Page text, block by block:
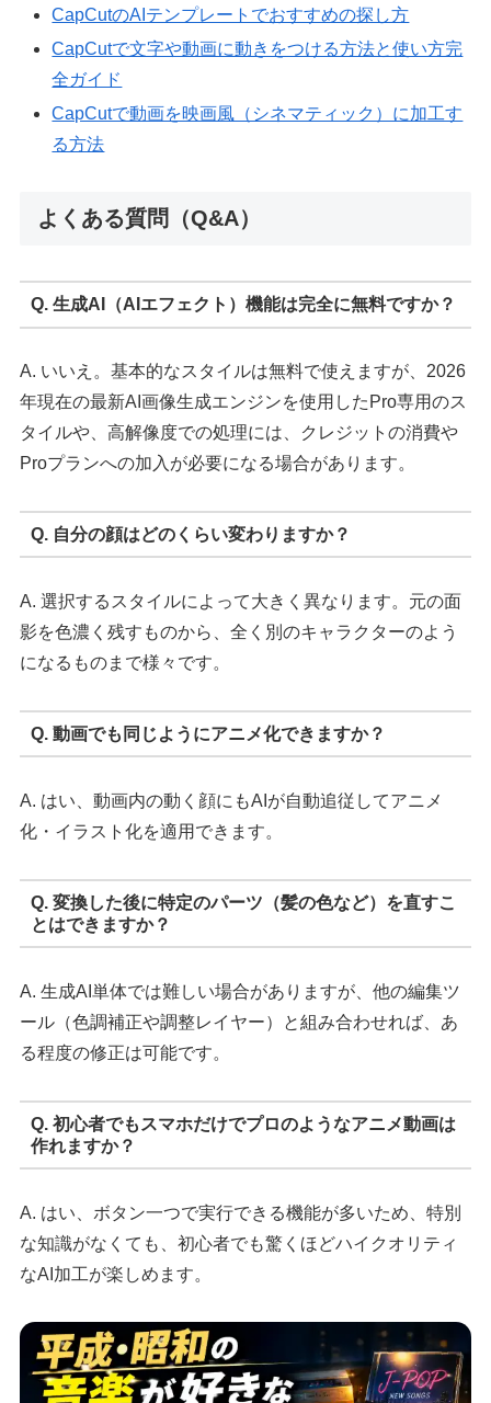
CapCutのAIテンプレートでおすすめの探し方
CapCutで文字や動画に動きをつける方法と使い方完
全ガイド
CapCutで動画を映画風（シネマティック）に加工す
る方法
よくある質問（Q&A）
Q. 生成AI（AIエフェクト）機能は完全に無料ですか？
A. いいえ。基本的なスタイルは無料で使えますが、2026
年現在の最新AI画像生成エンジンを使用したPro専用のス
タイルや、高解像度での処理には、クレジットの消費や
Proプランへの加入が必要になる場合があります。
Q. 自分の顔はどのくらい変わりますか？
A. 選択するスタイルによって大きく異なります。元の面
影を色濃く残すものから、全く別のキャラクターのよう
になるものまで様々です。
Q. 動画でも同じようにアニメ化できますか？
A. はい、動画内の動く顔にもAIが自動追従してアニメ
化・イラスト化を適用できます。
Q. 変換した後に特定のパーツ（髪の色など）を直すこ
とはできますか？
A. 生成AI単体では難しい場合がありますが、他の編集ツ
ール（色調補正や調整レイヤー）と組み合わせれば、あ
る程度の修正は可能です。
Q. 初心者でもスマホだけでプロのようなアニメ動画は
作れますか？
A. はい、ボタン一つで実行できる機能が多いため、特別
な知識がなくても、初心者でも驚くほどハイクオリティ
なAI加工が楽しめます。